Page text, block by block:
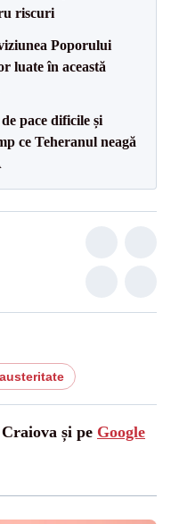
riscuri
Poporului
luate în această
pace dificile și
ce Teheranul neagă
și pe Google